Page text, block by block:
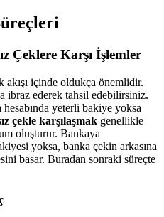
Çeklere Karşı İşlemler
akışı içinde oldukça önemlidir.
ibraz ederek tahsil edebilirsiniz.
yeterli bakiye yoksa
çekle karşılaşmak genellikle
oluşturur. Bankaya
yoksa, banka çekin arkasına
basar. Buradan sonraki süreçte